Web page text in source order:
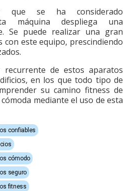
que se ha considerado
máquina despliega una
Se puede realizar una gran
con este equipo, prescindiendo
recurrente de estos aparatos
en los que todo tipo de
su camino fitness de
mediante el uso de esta
confiables
cómodo
seguro
fitness